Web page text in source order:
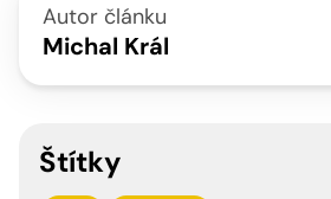
Autor článku
Michal Král
Štítky